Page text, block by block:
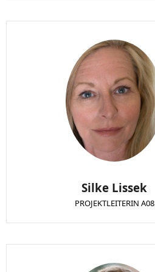
Silke Lissek
PROJEKTLEITERIN A08